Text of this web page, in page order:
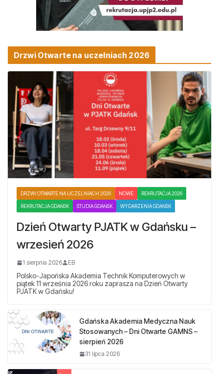
Drzwi Otwarte na uczelniach 2026
DRZWI OTWARTE NA UCZELNIACH 2026 NOWE REKRUTACJA 2026
REKRUTACJA GDAŃSK STUDIA GDAŃSK WYDARZENIA GDAŃSK
Dzień Otwarty PJATK w Gdańsku –
wrzesień 2026
1 sierpnia 2026 EB
Polsko-Japońska Akademia Technik Komputerowych w
piątek 11 września 2026 roku zaprasza na Dzień Otwarty
PJATK w Gdańsku!
Gdańska Akademia Medyczna Nauk
Stosowanych – Dni Otwarte GAMNS –
sierpień 2026
31 lipca 2026